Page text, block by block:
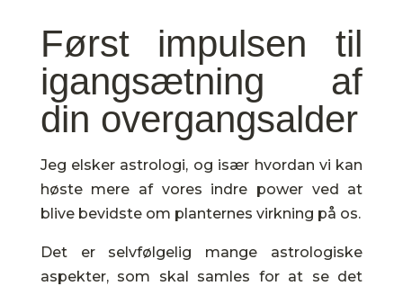
Først impulsen til
igangsætning af
din overgangsalder
Jeg elsker astrologi, og især hvordan vi kan
høste mere af vores indre power ved at
blive bevidste om planternes virkning på os.
Det er selvfølgelig mange astrologiske
aspekter, som skal samles for at se det